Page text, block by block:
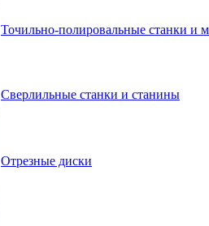
Точильно-полировальные станки и
Сверлильные станки и станины
Отрезные диски